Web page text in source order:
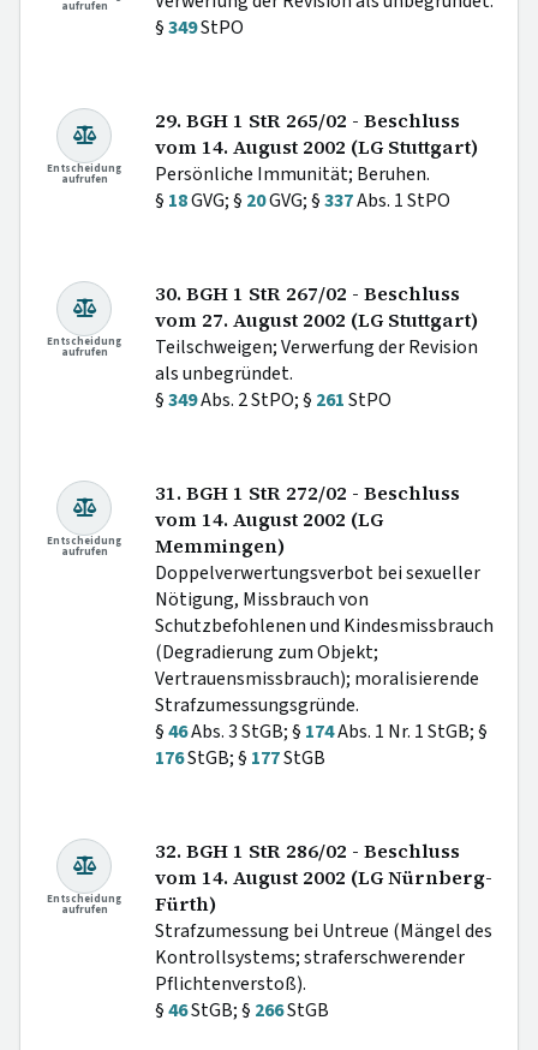
aufrufen
§349StPO
Entscheidung
aufrufen
29. BGH 1 StR 265/02 - Beschluss
vom 14. August 2002 (LG Stuttgart)
Persönliche Immunität; Beruhen.
§ 18GVG; § 20GVG; §337Abs. 1 StPO
Entscheidung
aufrufen
30. BGH 1 StR 267/02 - Beschluss
vom 27. August 2002 (LG Stuttgart)
Teilschweigen; Verwerfung der Revision
als unbegründet.
§349Abs. 2 StPO; § 261StPO
Entscheidung
aufrufen
31. BGH 1 StR 272/02 - Beschluss
vom 14. August 2002 (LG
Memmingen)
Doppelverwertungsverbot bei sexueller
Nötigung, Missbrauch von
Schutzbefohlenen und Kindesmissbrauch
(Degradierung zum Objekt;
Vertrauensmissbrauch); moralisierende
Strafzumessungsgründe.
§46Abs. 3 StGB; § 174Abs. 1 Nr. 1 StGB; §
176StGB; § 177StGB
Entscheidung
aufrufen
32. BGH 1 StR 286/02 - Beschluss
vom 14. August 2002 (LG Nürnberg-
Fürth)
Strafzumessung bei Untreue (Mängel des
Kontrollsystems; straferschwerender
Pflichtenverstoß).
§46StGB; § 266StGB